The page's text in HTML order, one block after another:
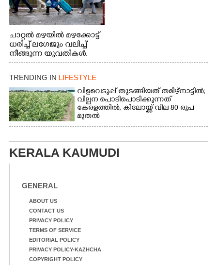
ചാറ്റൽ മഴയിൽ മഴക്കോട്ട്
ധരിച്ച് ലഗേജും വലിച്ച്
നീങ്ങുന്ന യുവതികൾ.
എറണാകുളം മേനകയിൽ
നിന്നുള്ള കാഴ്ച
TRENDING IN LIFESTYLE
വിളവെടുപ്പ് തുടങ്ങിയത് തമിഴ്നാട്ടിൽ;
വില്പന പൊടിപൊടിക്കുന്നത്
കേരളത്തിൽ, കിലോയ്ക്ക് വില 80 രൂപ
മുതൽ
KERALA KAUMUDI
GENERAL
ABOUT US
CONTACT US
PRIVACY POLICY
TERMS OF SERVICE
EDITORIAL POLICY
PRIVACY POLICY-KAZHCHA
COPYRIGHT POLICY